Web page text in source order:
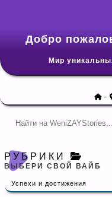
Добро
Мир
-
РУБРИКИ
ВЫБЕРИ СВОЙ ВАЙБ
Успехи и достижения